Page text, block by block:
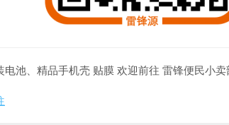
电池、精品手机壳 贴膜 欢迎前往 雷锋便民小卖